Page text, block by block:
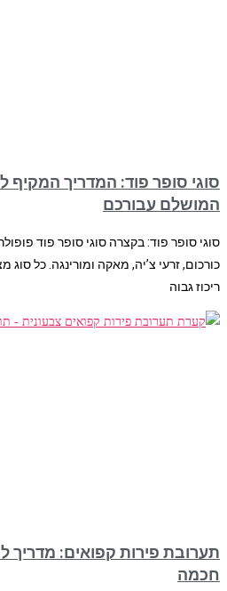
סוגי סופר פוד: המדריך המקיף
המושלם עבורכם
סוגי סופר פוד: בקצרה סוגי סופר פוד
כורכום, זרעי צ’יה, מאקה ומורינגה. כל סוג
ריכוז גבוה
תערובת פירות קפואים: מדריך
חכמה